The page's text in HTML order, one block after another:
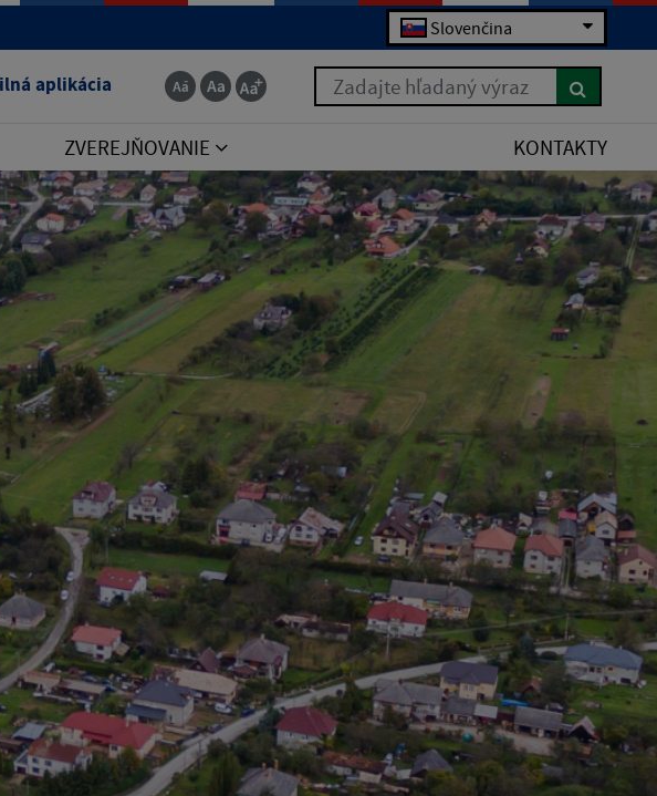
Slovenčina
aplikácia Zadajte hľadaný výraz
ZVEREJŇOVANIE KONTAKTY